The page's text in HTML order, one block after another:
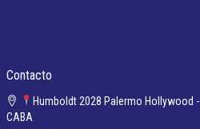
Contacto
Humboldt 2028 Palermo Hollywood -
CABA